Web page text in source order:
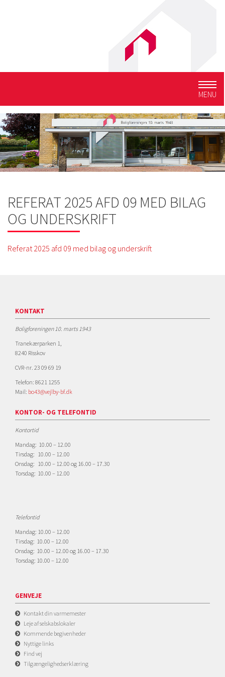
MENU
REFERAT 2025 AFD 09 MED BILAG
OG UNDERSKRIFT
Referat 2025 afd 09 med bilag og underskrift
KONTAKT
Boligforeningen 10. marts 1943
Tranekærparken 1,
8240 Risskov
CVR-nr. 23 09 69 19
Telefon: 8621 1255
Mail: bo43@vejlby-bf.dk
KONTOR- OG TELEFONTID
Kontortid
Mandag: 10.00 – 12.00
Tirsdag: 10.00 – 12.00
Onsdag: 10.00 – 12.00 og 16.00 – 17.30
Torsdag: 10.00 – 12.00
Telefontid
Mandag: 10.00 – 12.00
Tirsdag: 10.00 – 12.00
Onsdag: 10.00 – 12.00 og 16.00 – 17.30
Torsdag: 10.00 – 12.00
GENVEJE
Kontakt din varmemester
Leje af selskabslokaler
Kommende begivenheder
Nyttige links
Find vej
Tilgængelighedserklæring